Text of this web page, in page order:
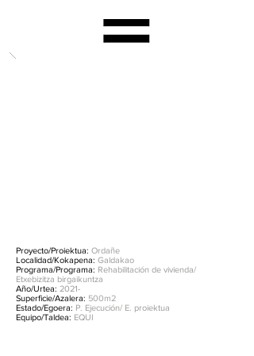
Proyecto/Proiektua: Ordañe
Localidad/Kokapena: Galdakao
Programa/Programa: Rehabilitación de vivienda/
Etxebizitza birgaikuntza
Año/Urtea: 2021-
Superficie/Azalera: 500m2
Estado/Egoera: P. Ejecución/ E. proiektua
Equipo/Taldea: EQUI